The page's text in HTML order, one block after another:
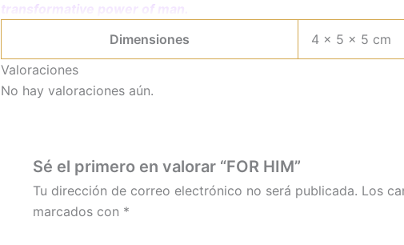
transformative power of man.
Dimensiones
4 × 5 × 5 cm
Valoraciones
No hay valoraciones aún.
Sé el primero en valorar “FOR HIM”
Tu dirección de correo electrónico no será publicada. Los
marcados con *